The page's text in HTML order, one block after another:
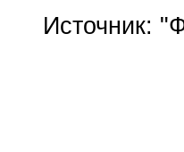
Источник: